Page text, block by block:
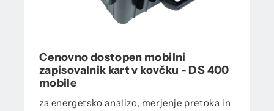
Cenovno dostopen mobilni
zapisovalnik kart v kovčku - DS 400
mobile
za energetsko analizo, merjenje pretoka in